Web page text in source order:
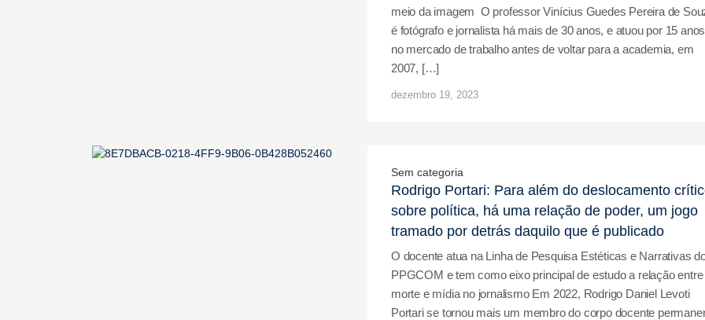
meio da imagem O professor Vinícius Guedes Pereira de
é fotógrafo e jornalista há mais de 30 anos, e atuou por 15 anos
no mercado de trabalho antes de voltar para a academia, em
2007, […]
dezembro 19, 2023
Sem categoria
Rodrigo Portari: Para além do deslocamento
sobre política, há uma relação de poder, um jogo
tramado por detrás daquilo que é publicado
O docente atua na Linha de Pesquisa Estéticas e Narrativas
PPGCOM e tem como eixo principal de estudo a relação entre
morte e mídia no jornalismo Em 2022, Rodrigo Daniel Levoti
Portari se tornou mais um membro do corpo docente